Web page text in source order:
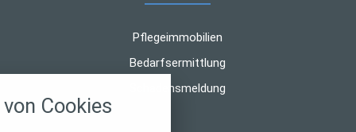
Pflegeimmobilien
Bedarfsermittlung
Schadensmeldung
Cookies
alle verwendeten Cookies und